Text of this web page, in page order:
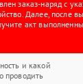
заказ-наряд с
Далее, после
акт
и какой
проводить